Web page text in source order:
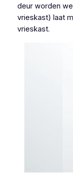
deur worden
vrieskast) laat
vrieskast.